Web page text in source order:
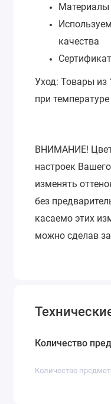
Материалы
качества
Уход: Товары из
при
ВНИМАНИЕ!
настроек
изменять
без
касаемо этих
можно сделав
Количество
Количество